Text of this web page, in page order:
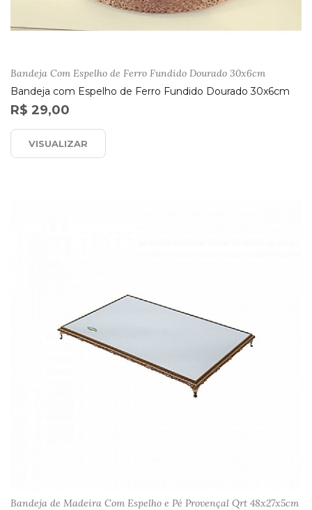
Bandeja Com Espelho de Ferro Fundido Dourado 30x6cm
Bandeja com Espelho de Ferro Fundido Dourado 30x6cm
R$ 29,00
VISUALIZAR
Bandeja de Madeira Com Espelho e Pé Provençal Qrt 48x27x5cm